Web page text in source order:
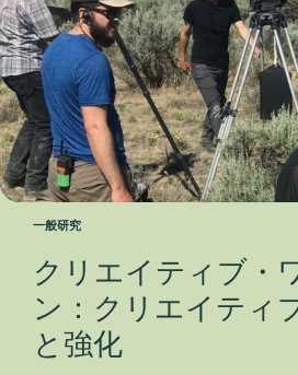
一般研究
クリエイティブ・
ン：クリエイティ
と強化